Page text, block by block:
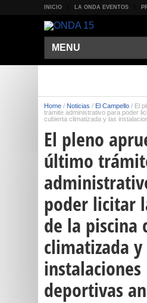
INICIO LA ONDA EVENTOS
MENU
Home / Noticias / El Campello / El
trámite administrativo para poder
cubierta climatizada y las
El pleno
último
poder licitar
de la piscina
climatizada y
instalaciones
deportivas